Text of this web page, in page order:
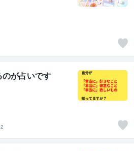
が占いです